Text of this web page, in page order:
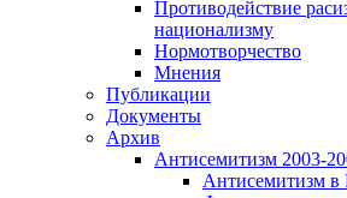
Противодействие
национализму
Нормотворчество
Мнения
Публикации
Документы
Архив
Антисемитизм 2003-
Антисемитизм в